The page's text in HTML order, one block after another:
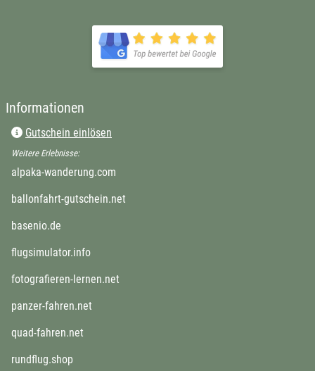
öffnet in neuem Fenster
Informationen
Gutschein einlösen
Weitere Erlebnisse:
alpaka-wanderung.com
ballonfahrt-gutschein.net
basenio.de
flugsimulator.infoöffnet in neuem Fenster
fotografieren-lernen.net
panzer-fahren.net
quad-fahren.net
rundflug.shop